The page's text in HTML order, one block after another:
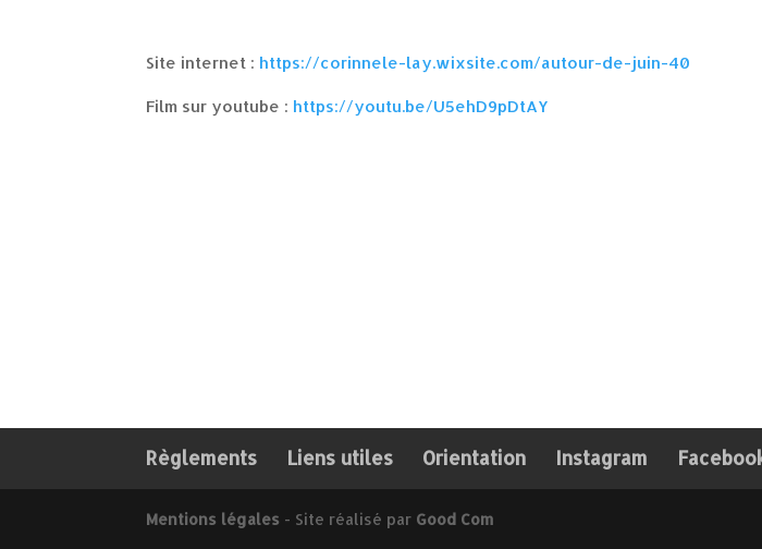
Site internet : https://corinnele-lay.wixsite.com/autour-de-juin-40
Film sur youtube : https://youtu.be/U5ehD9pDtAY
Règlements Liens utiles Orientation Instagram
Mentions légales - Site réalisé par Good Com